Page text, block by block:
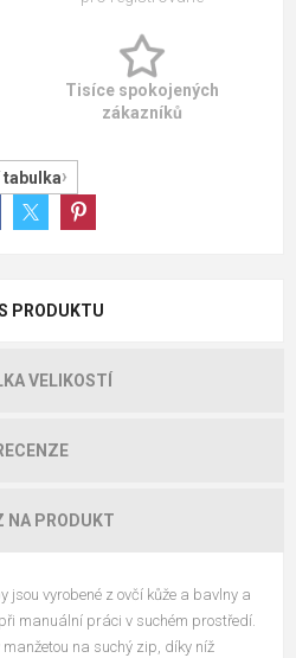
Tisíce spokojených
zákazníků
PRODUKTU
VELIKOSTÍ
NA PRODUKT
jsou vyrobené z ovčí kůže a bavlny a
manuální práci v suchém prostředí.
manžetou na suchý zip, díky níž